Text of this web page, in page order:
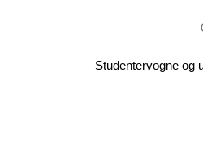
Studentervogne og